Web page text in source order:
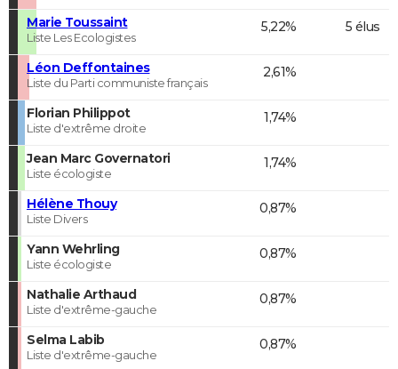
Marie Toussaint
Liste Les Ecologistes
5,22% 5 élus
Léon Deffontaines
Liste du Parti communiste français
2,61%
Florian Philippot
Liste d'extrême droite
1,74%
Jean Marc Governatori
Liste écologiste
1,74%
Hélène Thouy
Liste Divers
0,87%
Yann Wehrling
Liste écologiste
0,87%
Nathalie Arthaud
Liste d'extrême-gauche
0,87%
Selma Labib
Liste d'extrême-gauche
0,87%